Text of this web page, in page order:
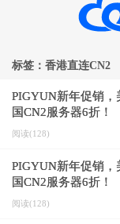
标签：香港直连CN2
PIGYUN新年促销
国CN2服务器6折！
阅读(128)
PIGYUN新年促销
国CN2服务器6折！
阅读(128)